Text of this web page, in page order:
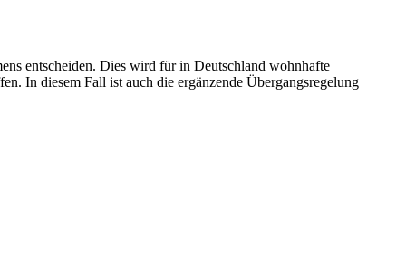
entscheiden. Dies wird für in Deutschland wohnhafte
In diesem Fall ist auch die ergänzende Übergangsregelung